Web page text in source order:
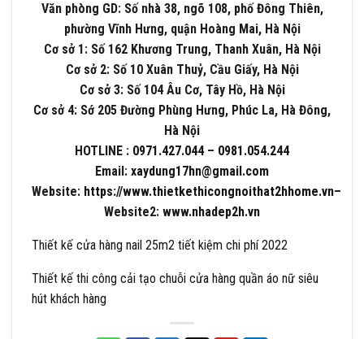
Văn phòng GD: Số nhà 38, ngõ 108, phố Đông Thiên,
phường Vĩnh Hưng, quận Hoàng Mai, Hà Nội
Cơ sở 1: Số 162 Khương Trung, Thanh Xuân, Hà Nội
Cơ sở 2: Số 10 Xuân Thuỷ, Cầu Giấy, Hà Nội
Cơ sở 3: Số 104 Âu Cơ, Tây Hồ, Hà Nội
Cơ sở 4: Sớ 205 Đường Phùng Hưng, Phúc La, Hà Đông,
Hà Nội
HOTLINE : 0971.427.044– 0981.054.244
Email: xaydung17hn@gmail.com
Website: https://www.thietkethicongnoithat2hhome.vn–
Website2: www.nhadep2h.vn
Thiết kế cửa hàng nail 25m2 tiết kiệm chi phí 2022
Thiết kế thi công cải tạo chuỗi cửa hàng quần áo nữ siêu
hút khách hàng